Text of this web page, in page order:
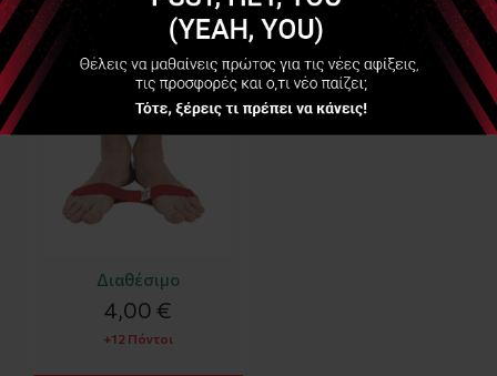
Ελαστικός Ιμάντας
Άσκησης Αστραγάλων
(MVS Ankleciser) από:
Διαθέσιμο
4,00 €
+12 Πόντοι